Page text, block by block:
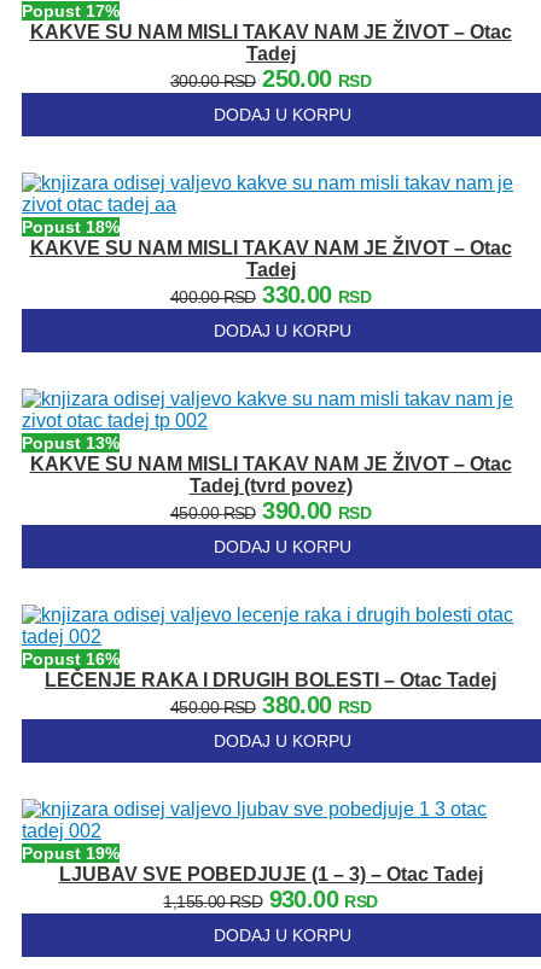
Popust 17%
KAKVE SU NAM MISLI TAKAV NAM JE ŽIVOT – Otac
Tadej
300.00RSD Originalna
cena
je
300.00 RSD.
250.00 RSDTrenutna
je:
DODAJ U KORPU
Popust 18%
KAKVE SU NAM MISLI TAKAV NAM JE ŽIVOT – Otac
Tadej
400.00RSD Originalna
cena
je
400.00 RSD.
330.00 RSDTrenutna
je:
DODAJ U KORPU
Popust 13%
KAKVE SU NAM MISLI TAKAV NAM JE ŽIVOT – Otac
Tadej (tvrd povez)
450.00RSD Originalna
cena
je
450.00 RSD.
390.00 RSDTrenutna
je:
DODAJ U KORPU
Popust 16%
LEČENJE RAKA I DRUGIH BOLESTI – Otac Tadej
450.00RSD Originalna
cena
je
450.00 RSD.
380.00 RSDTrenutna
je:
DODAJ U KORPU
Popust 19%
LJUBAV SVE POBEDJUJE (1 – 3) – Otac Tadej
1,155.00RSD Originalna
cena
je
930.00 RSDTrenutna
je:
DODAJ U KORPU